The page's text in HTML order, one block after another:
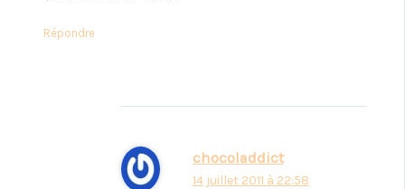
Répondre
chocoladdict
14 juillet 2011 à 22:58